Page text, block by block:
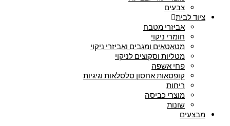
צבעים
ציוד לבית
אביזרי מטבח
חומרי ניקוי
מטאטאים ומגבים ואביזרי ניקוי
מטליות וסקוצים לניקוי
פחי אשפה
קופסאות אחסון סלסלאות וגיגיות
ריחות
מוצרי כביסה
שונות
מבצעים